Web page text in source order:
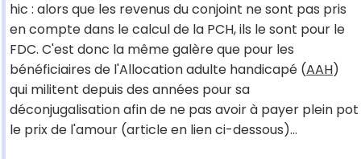
hic : alors que les revenus du conjoint ne sont pas pris
en compte dans le calcul de la PCH, ils le sont pour le
FDC. C'est donc la même galère que pour les
bénéficiaires de l'Allocation adulte handicapé (AAH)
qui militent depuis des années pour sa
déconjugalisation afin de ne pas avoir à payer plein pot
le prix de l'amour (article en lien ci-dessous)...